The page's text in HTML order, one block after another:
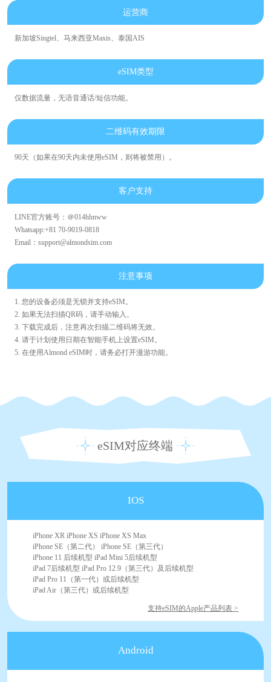
运营商
新加坡Singtel、马来西亚Maxis、泰国AIS
eSIM类型
仅数据流量，无语音通话/短信功能。
二维码有效期限
90天（如果在90天内未使用eSIM，则将被禁用）。
客户支持
LINE官方账号：＠014hhnww
Whatsapp:+81 70-9019-0818
Email：support@almondsim.com
注意事项
1. 您的设备必须是无锁并支持eSIM。
2. 如果无法扫描QR码，请手动输入。
3. 下载完成后，注意再次扫描二维码将无效。
4. 请于计划使用日期在智能手机上设置eSIM。
5. 在使用Almond eSIM时，请务必打开漫游功能。
eSIM对应终端
IOS
iPhone XR iPhone XS iPhone XS Max
iPhone SE（第二代） iPhone SE（第三代）
iPhone 11 后续机型 iPad Mini 5后续机型
iPad 7后续机型 iPad Pro 12.9（第三代）及后续机型
iPad Pro 11（第一代）或后续机型
iPad Air（第三代）或后续机型
支持eSIM的Apple产品列表 >
Android